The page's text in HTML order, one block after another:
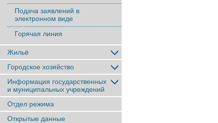
Подача заявлений в
электронном виде
Горячая линия
Жильё
Городское хозяйство
Информация государственных
и муниципальных учреждений
Отдел режима
Открытые данные